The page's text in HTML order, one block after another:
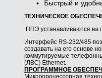
Быстрый и
ТЕХНИЧЕСКОЕ
ППЭ устанавливаются на
Интерфейс RS-232/485
создавать на его основе
коммутируемые
(ЛВС) Ethernet.
ПРОГРАММНОЕ
Микропроцессорная